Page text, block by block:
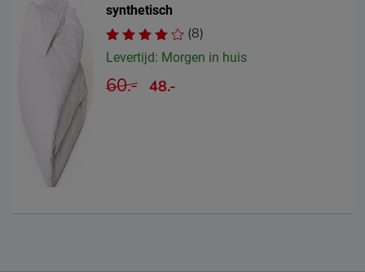
synthetisch
(8)
Levertijd: Morgen in huis
60.- 48.-